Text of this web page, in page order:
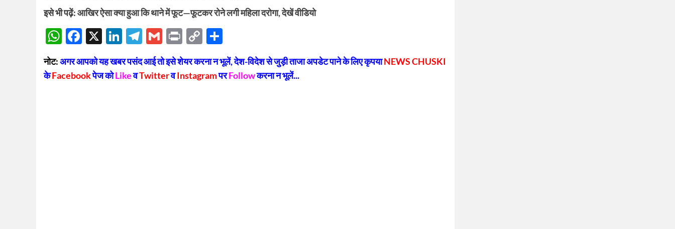
इसे भी पढ़ें:आखिर ऐसा क्या हुआ कि थाने में फूट—फूटकर रोने लगी महिला दरोगा, देखें वीडियो
WhatsApp
Facebook
X LinkedIn
Telegram
GmailPrintCopy
Link
नोट:अगर आपको यह खबर पसंद आई तो इसे शेयर करना न भूलें, देश-विदेश से जुड़ी ताजा अपडेट पाने के लिए कृपयाNEWS CHUSKI
केFacebookपेज कोLikeवTwitterवInstagramपरFollowकरना न भूलें...